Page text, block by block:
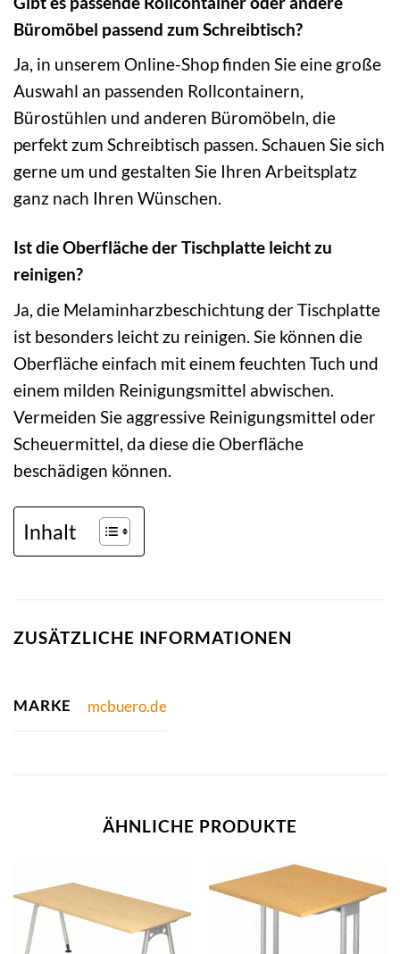
Büromöbel passend zum Schreibtisch?
Ja, in unserem Online-Shop finden Sie eine große
Auswahl an passenden Rollcontainern,
Bürostühlen und anderen Büromöbeln, die
perfekt zum Schreibtisch passen. Schauen Sie sich
gerne um und gestalten Sie Ihren Arbeitsplatz
ganz nach Ihren Wünschen.
Ist die Oberfläche der Tischplatte leicht zu
reinigen?
Ja, die Melaminharzbeschichtung der Tischplatte
ist besonders leicht zu reinigen. Sie können die
Oberfläche einfach mit einem feuchten Tuch und
einem milden Reinigungsmittel abwischen.
Vermeiden Sie aggressive Reinigungsmittel oder
Scheuermittel, da diese die Oberfläche
beschädigen können.
Inhalt
ZUSÄTZLICHE INFORMATIONEN
MARKE mcbuero.de
ÄHNLICHE PRODUKTE